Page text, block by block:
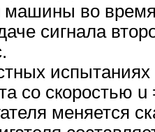
машины во
сигнала
со скоростью
меняется